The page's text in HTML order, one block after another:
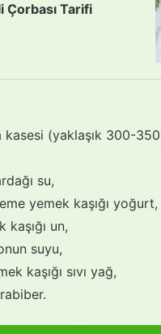
Çorbası Tarifi
kasesi (yaklaşık 300-
su,
yemek kaşığı yoğurt,
kaşığı un,
suyu,
kaşığı sıvı yağ,